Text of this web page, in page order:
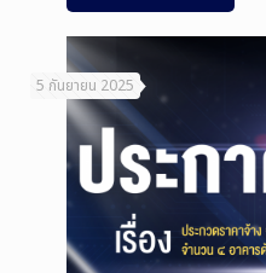
5 กันยายน 2025